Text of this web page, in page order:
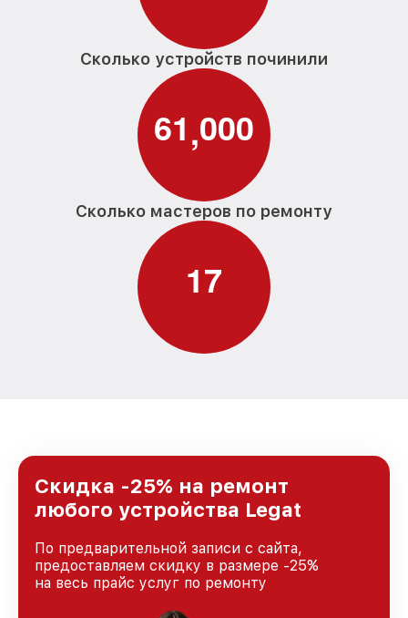
Сколько устройств починили
61,000
Сколько мастеров по ремонту
17
Скидка -25% на ремонт
любого устройства Legat
По предварительной записи с сайта,
предоставляем скидку в размере -25%
на весь прайс услуг по ремонту